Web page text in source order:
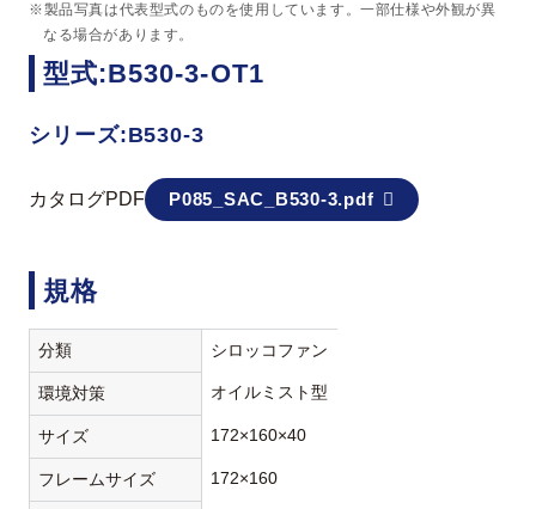
※製品写真は代表型式のものを使用しています。一部仕様や外観が異
なる場合があります。
型式:B530-3-OT1
シリーズ:B530-3
カタログPDF P085_SAC_B530-3.pdf
規格
分類 シロッコファン
環境対策 オイルミスト型
サイズ 172×160×40
フレームサイズ 172×160